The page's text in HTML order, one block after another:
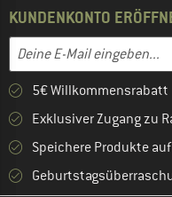
KUNDENKONTO
E-Mail-Adresse
Gib hier deine E-Mail-
5€
Exklusiver Zugang zu
Speichere Produkte